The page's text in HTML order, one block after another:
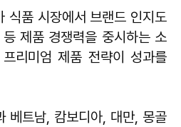
식품 시장에서 브랜드 인지도
제품 경쟁력을 중시하는 소
리미엄 제품 전략이 성과를
베트남, 캄보디아, 대만, 몽골